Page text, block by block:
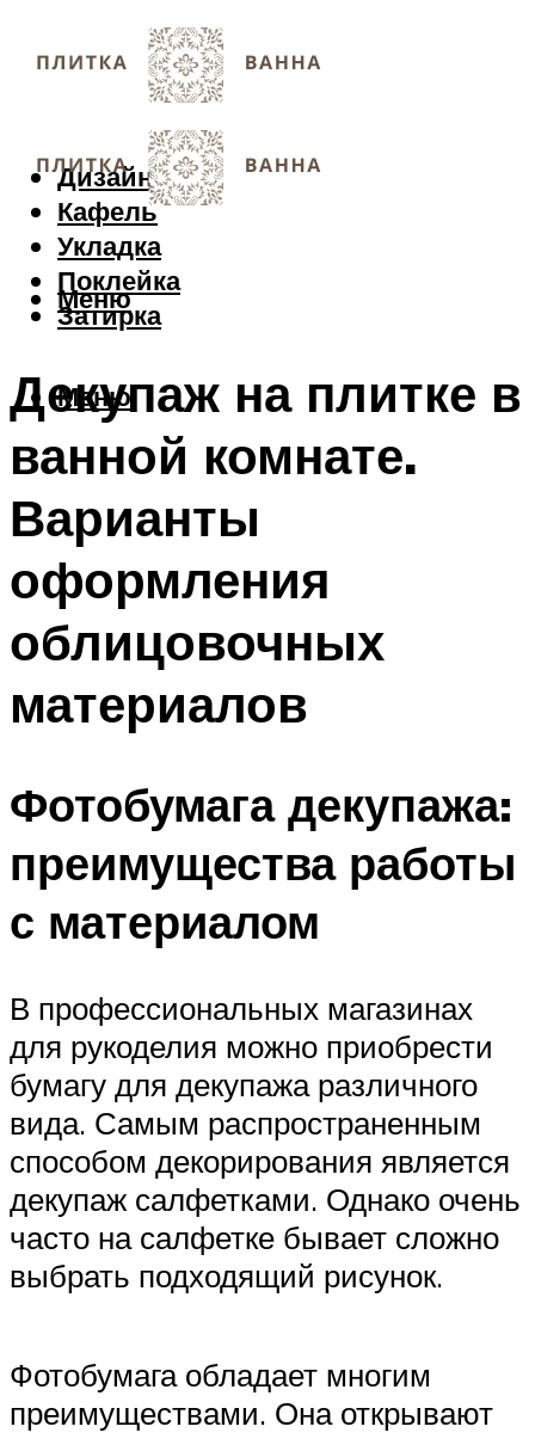
Дизайн
Кафель
Укладка
Поклейка
Затирка
Меню
Меню
Декупаж на плитке в
ванной комнате.
Варианты
оформления
облицовочных
материалов
Фотобумага декупажа:
преимущества работы
с материалом
В профессиональных магазинах
для рукоделия можно приобрести
бумагу для декупажа различного
вида. Самым распространенным
способом декорирования является
декупаж салфетками. Однако очень
часто на салфетке бывает сложно
выбрать подходящий рисунок.
Фотобумага обладает многим
преимуществами. Она открывают